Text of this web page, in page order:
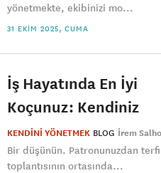
yönetmekte, ekibinizi mo...
31 EKIM 2025, CUMA
İş Hayatında En İyi
Koçunuz: Kendiniz
KENDİNİ YÖNETMEK BLOG İrem
Bir düşünün. Patronunuzdan
toplantısının ortasında...